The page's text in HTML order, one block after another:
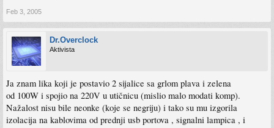
Feb 3, 2005
Dr.Overclock
Aktivista
Ja znam lika koji je postavio 2 sijalice sa grlom plava i zelena
od 100W i spojio na 220V u utičnicu (mislio malo modati komp).
Nažalost nisu bile neonke (koje se negriju) i tako su mu izgorila
izolacija na kablovima od prednji usb portova , signalni lampica , i